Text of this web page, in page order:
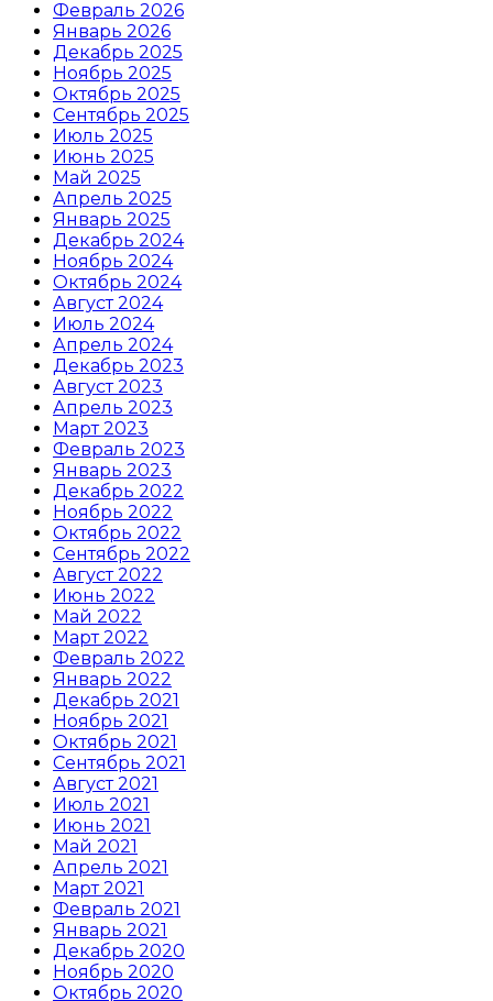
Февраль 2026
Январь 2026
Декабрь 2025
Ноябрь 2025
Октябрь 2025
Сентябрь 2025
Июль 2025
Июнь 2025
Май 2025
Апрель 2025
Январь 2025
Декабрь 2024
Ноябрь 2024
Октябрь 2024
Август 2024
Июль 2024
Апрель 2024
Декабрь 2023
Август 2023
Апрель 2023
Март 2023
Февраль 2023
Январь 2023
Декабрь 2022
Ноябрь 2022
Октябрь 2022
Сентябрь 2022
Август 2022
Июнь 2022
Май 2022
Март 2022
Февраль 2022
Январь 2022
Декабрь 2021
Ноябрь 2021
Октябрь 2021
Сентябрь 2021
Август 2021
Июль 2021
Июнь 2021
Май 2021
Апрель 2021
Март 2021
Февраль 2021
Январь 2021
Декабрь 2020
Ноябрь 2020
Октябрь 2020